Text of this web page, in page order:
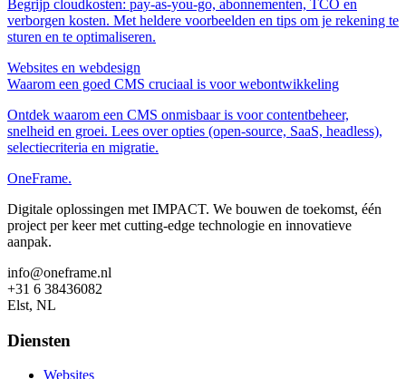
Begrijp cloudkosten: pay‑as‑you‑go, abonnementen, TCO en
verborgen kosten. Met heldere voorbeelden en tips om je rekening te
sturen en te optimaliseren.
Websites en webdesign
Waarom een goed CMS cruciaal is voor webontwikkeling
Ontdek waarom een CMS onmisbaar is voor contentbeheer,
snelheid en groei. Lees over opties (open-source, SaaS, headless),
selectiecriteria en migratie.
OneFrame.
Digitale oplossingen met IMPACT. We bouwen de toekomst, één
project per keer met cutting-edge technologie en innovatieve
aanpak.
info@oneframe.nl
+31 6 38436082
Elst, NL
Diensten
Websites